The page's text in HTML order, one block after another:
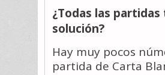
¿Todas las
solución?
Hay muy pocos
partida de Carta